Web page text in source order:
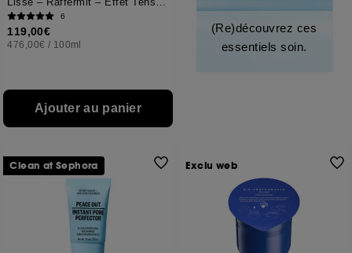
6
119,00€
476,00€ / 100ml
Ajouter au panier
(Re)découvrez ces
essentiels soin.
Clean at Sephora Exclu web